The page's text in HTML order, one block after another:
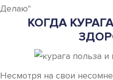
Делаю"
КОГДА
Несмотря на свои